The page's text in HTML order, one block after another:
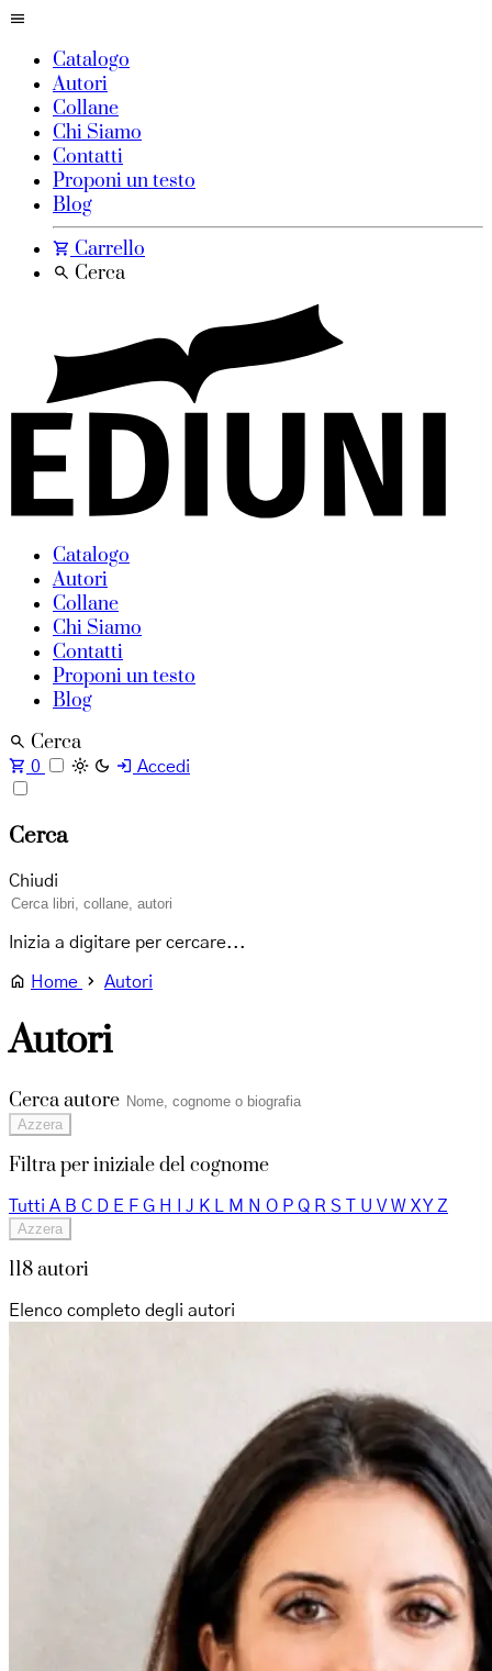
Catalogo
Autori
Collane
Chi Siamo
Contatti
Proponi un testo
Blog
Carrello
Cerca
Catalogo
Autori
Collane
Chi Siamo
Contatti
Proponi un testo
Blog
Cerca
0 Accedi
Cerca
Chiudi
Inizia a digitare per cercare...
Home Autori
Autori
Cerca autore
Azzera
Filtra per iniziale del cognome
Tutti A B C D E F G H J K L M N O P Q R S U V W XY Z
Azzera
118 autori
Elenco completo degli autori